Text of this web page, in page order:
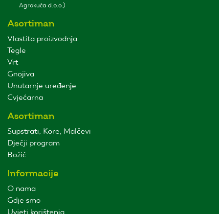
Agrokuća d.o.o.)
Asortiman
Vlastita proizvodnja
Tegle
Vrt
Gnojiva
Unutarnje uređenje
Cvjećarna
Asortiman
Supstrati, Kore, Malčevi
Dječji program
Božić
Informacije
O nama
Gdje smo
Uvjeti korištenja